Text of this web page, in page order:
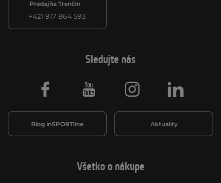
Predajňa Trenčín
+421 917 864 593
Všetko o nákupe
Sledujte nás
Blog inSPORTline Aktuality
Facebook Youtube Instagram LinkedIn